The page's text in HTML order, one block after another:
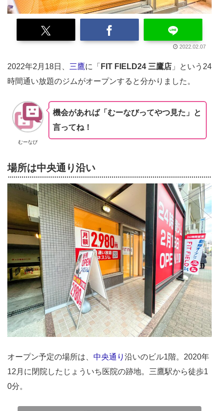
2022.02.07
2022年2月18日、 三鷹に「 FIT FIELD24 三鷹店 」という24
時間通い放題のジムがオープンすると分かりました。
むーなび
機会があれば「むーなびってやつ見た」と
言ってね！
場所は中央通り沿い
オープン予定の場所は、 中央通り 沿いのビル1階。2020年
12月に閉院したじょういち医院の跡地。三鷹駅から徒歩1
0分。